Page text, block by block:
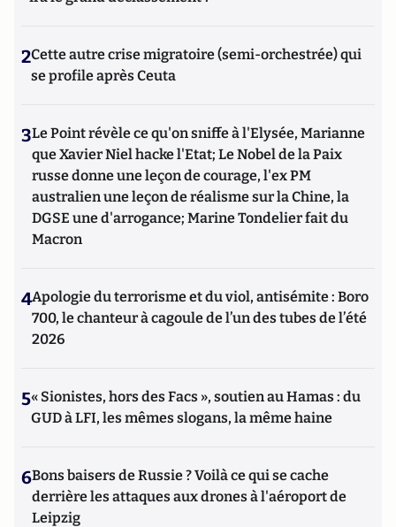
2Cette autre crise migratoire (semi-orchestrée) qui
se profile après Ceuta
3Le Point révèle ce qu'on sniffe à l'Elysée, Marianne
que Xavier Niel hacke l'Etat; Le Nobel de la Paix
russe donne une leçon de courage, l'ex PM
australien une leçon de réalisme sur la Chine, la
DGSE une d'arrogance; Marine Tondelier fait du
Macron
4Apologie du terrorisme et du viol, antisémite : Boro
700, le chanteur à cagoule de l’un des tubes de l’été
2026
5« Sionistes, hors des Facs », soutien au Hamas : du
GUD à LFI, les mêmes slogans, la même haine
6Bons baisers de Russie ? Voilà ce qui se cache
derrière les attaques aux drones à l'aéroport de
Leipzig